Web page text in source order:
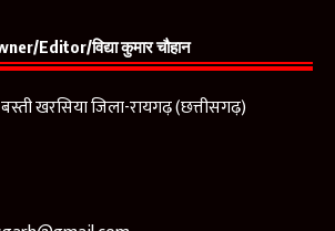
Editor/विद्या कुमार चौहान
खरसिया जिला-रायगढ़ (छत्तीसगढ़)